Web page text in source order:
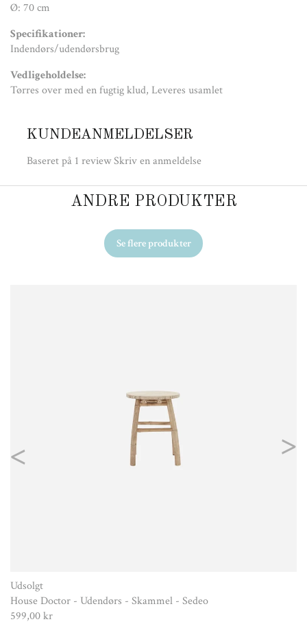
Ø: 70 cm
Specifikationer:
Indendørs/udendørsbrug
Vedligeholdelse:
Tørres over med en fugtig klud, Leveres usamlet
KUNDEANMELDELSER
Baseret på 1 reviewSkriv en anmeldelse
ANDRE PRODUKTER
Se flere produkter
Previous
Udsolgt
House Doctor - Udendørs - Skammel - Sedeo
599,00 kr